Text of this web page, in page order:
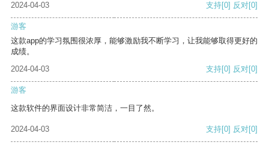
2024-04-03 支持[0] 反对[0]
游客
这款app的学习氛围很浓厚，能够激励我不断学习，让我能够取得更好的
成绩。
2024-04-03
支持[0] 反对[0]
游客
这款软件的界面设计非常简洁，一目了然。
2024-04-03 支持[0] 反对[0]